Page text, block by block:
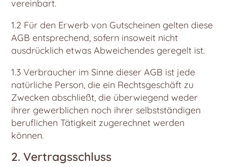
vereinbart.
1.2 Für den Erwerb von Gutscheinen gelten diese
AGB entsprechend, sofern insoweit nicht
ausdrücklich etwas Abweichendes geregelt ist.
1.3 Verbraucher im Sinne dieser AGB ist jede
natürliche Person, die ein Rechtsgeschäft zu
Zwecken abschließt, die überwiegend weder
ihrer gewerblichen noch ihrer selbstständigen
beruflichen Tätigkeit zugerechnet werden
können.
2. Vertragsschluss